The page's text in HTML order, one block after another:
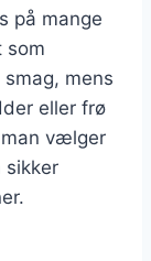
på mange
som
mens
eller frø
vælger
sikker